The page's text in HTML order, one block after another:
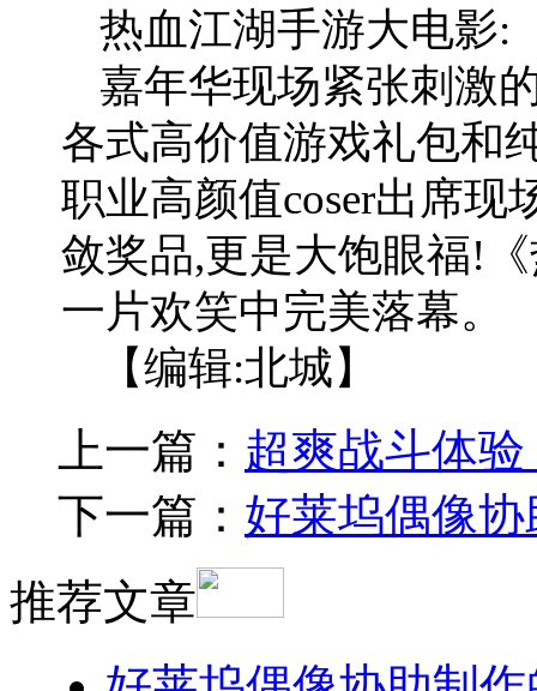
热血江湖手游大电影:
嘉年华现场紧张刺激
各式高价值游戏礼包和
职业高颜值coser出席现
敛奖品,更是大饱眼福!
一片欢笑中完美落幕。
【编辑:北城】
上一篇： 超爽战斗体
下一篇： 好莱坞偶像
推荐文章